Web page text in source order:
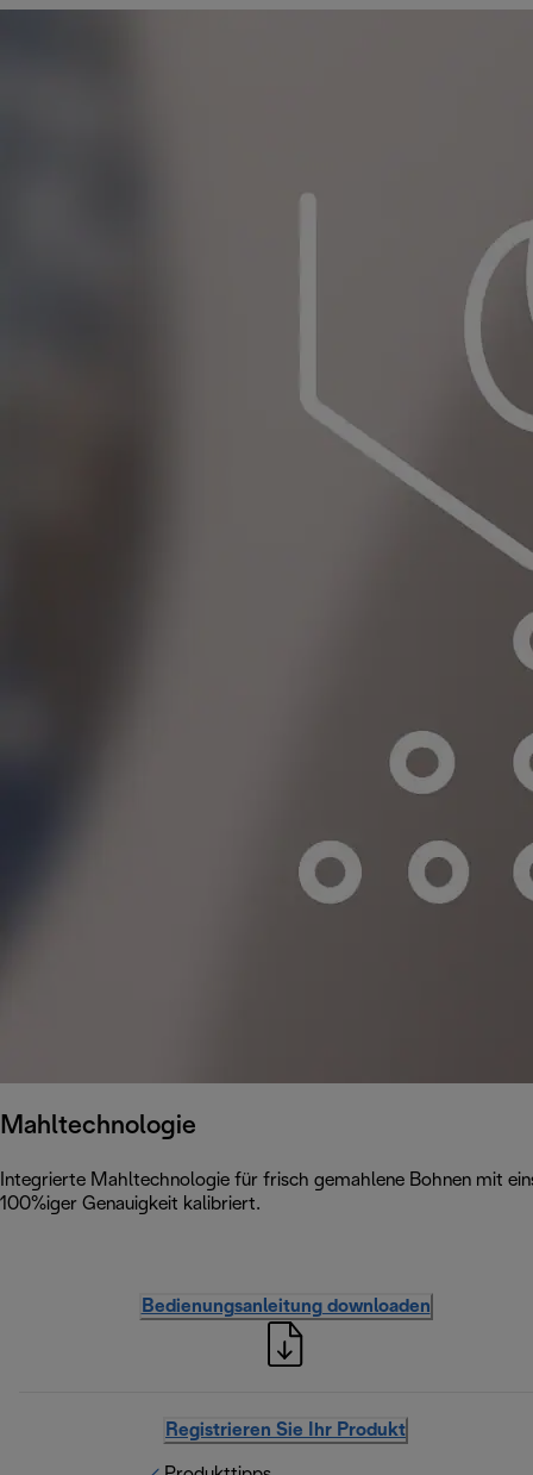
Mahltechnologie
Integrierte Mahltechnologie für frisch gemahlene Bohnen mit
100%iger Genauigkeit kalibriert.
Bedienungsanleitung downloaden
Registrieren Sie Ihr Produkt